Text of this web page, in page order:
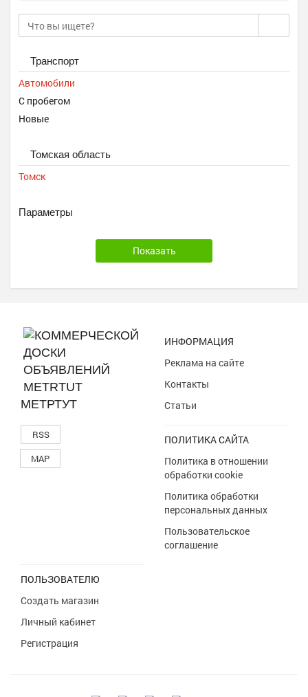
Транспорт
Автомобили
С пробегом
Новые
Томская область
Томск
Параметры
МЕТРТУТ
RSS
MAP
ИНФОРМАЦИЯ
Реклама на сайте
Контакты
Статьи
ПОЛИТИКА САЙТА
Политика в отношении
обработки cookie
Политика обработки
персональных данных
Пользовательское
соглашение
ПОЛЬЗОВАТЕЛЮ
Создать магазин
Личный кабинет
Регистрация